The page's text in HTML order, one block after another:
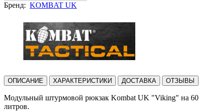
Бренд: KOMBAT UK
ОПИСАНИЕ ХАРАКТЕРИСТИКИ ДОСТАВКА ОТЗЫВЫ
Модульный штурмовой рюкзак Kombat UK "Viking" на 60
литров.